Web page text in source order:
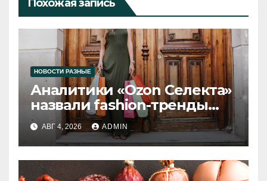
Похожая запись
НОВОСТИ РАЗНЫЕ
Аналитики «Ozon Селекта»
назвали fashion-тренды
2026 года
АВГ 4, 2026 ADMIN